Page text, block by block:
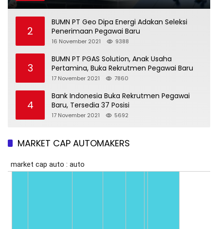
2
BUMN PT Geo Dipa Energi Adakan Seleksi
Penerimaan Pegawai Baru
16 November 2021 9388
3
BUMN PT PGAS Solution, Anak Usaha
Pertamina, Buka Rekrutmen Pegawai Baru
17 November 2021 7860
4
Bank Indonesia Buka Rekrutmen Pegawai
Baru, Tersedia 37 Posisi
17 November 2021 5692
MARKET CAP AUTOMAKERS